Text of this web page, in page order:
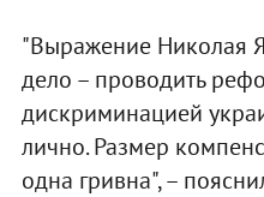
"Выражение Николая
дело – проводить
дискриминацией
лично. Размер
одна гривна", –